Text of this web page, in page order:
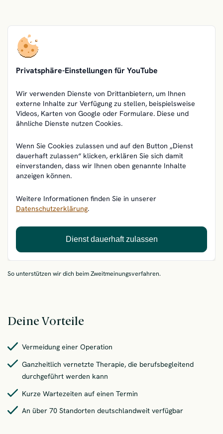
Privatsphäre-Einstellungen für YouTube
Wir verwenden Dienste von Drittanbietern, um Ihnen
externe Inhalte zur Verfügung zu stellen, beispielsweise
Videos, Karten von Google oder Formulare. Diese und
ähnliche Dienste nutzen Cookies.
Wenn Sie Cookies zulassen und auf den Button „Dienst
dauerhaft zulassen“ klicken, erklären Sie sich damit
einverstanden, dass wir Ihnen oben genannte Inhalte
anzeigen können.
Weitere Informationen finden Sie in unserer
Datenschutzerklärung.
Dienst dauerhaft zulassen
So unterstützen wir dich beim Zweitmeinungsverfahren.
Deine Vorteile
Vermeidung einer Operation
Ganzheitlich vernetzte Therapie, die berufsbegleitend
durchgeführt werden kann
Kurze Wartezeiten auf einen Termin
An über 70 Standorten deutschlandweit verfügbar